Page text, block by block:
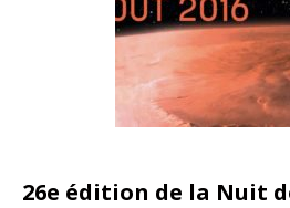
26e édition de la Nuit